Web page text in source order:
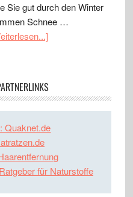
Sie gut durch den Winter
Schnee …
Quaknet.de
für Naturstoffe